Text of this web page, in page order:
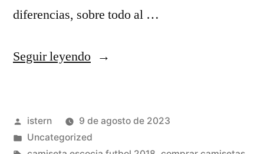
diferencias, sobre todo al …
Seguir leyendo«camisetasfutbol2019.com
Publicado
por
istern
9 de agosto de 2023
Publicado
Uncategorized